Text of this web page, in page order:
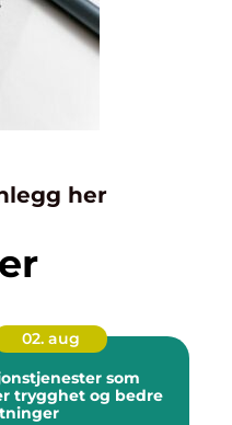
her
02. aug
som
trygghet og bedre